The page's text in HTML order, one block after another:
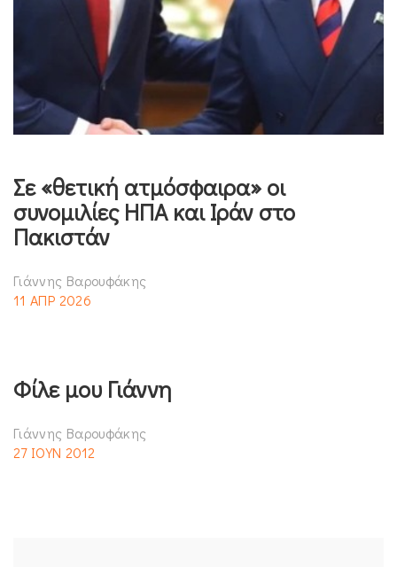
Σε «θετική ατμόσφαιρα» οι
συνομιλίες ΗΠΑ και Ιράν στο
Πακιστάν
Γιάννης Βαρουφάκης
11 ΑΠΡ 2026
Φίλε μου Γιάννη
Γιάννης Βαρουφάκης
27 ΙΟΥΝ 2012